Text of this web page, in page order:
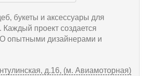
букеты и аксессуары для
проект создается
дизайнерами и
д.16, (м. Авиамоторная)